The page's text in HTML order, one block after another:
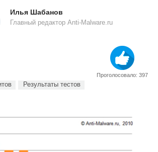
Илья Шабанов
Главный редактор Anti-Malware.ru
Проголосовало: 397
Результаты тестов